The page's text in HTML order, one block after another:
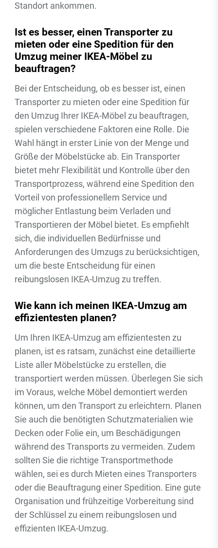
Standort ankommen.
Ist es besser, einen Transporter zu
mieten oder eine Spedition für den
Umzug meiner IKEA-Möbel zu
beauftragen?
Bei der Entscheidung, ob es besser ist, einen
Transporter zu mieten oder eine Spedition für
den Umzug Ihrer IKEA-Möbel zu beauftragen,
spielen verschiedene Faktoren eine Rolle. Die
Wahl hängt in erster Linie von der Menge und
Größe der Möbelstücke ab. Ein Transporter
bietet mehr Flexibilität und Kontrolle über den
Transportprozess, während eine Spedition den
Vorteil von professionellem Service und
möglicher Entlastung beim Verladen und
Transportieren der Möbel bietet. Es empfiehlt
sich, die individuellen Bedürfnisse und
Anforderungen des Umzugs zu berücksichtigen,
um die beste Entscheidung für einen
reibungslosen IKEA-Umzug zu treffen.
Wie kann ich meinen IKEA-Umzug am
effizientesten planen?
Um Ihren IKEA-Umzug am effizientesten zu
planen, ist es ratsam, zunächst eine detaillierte
Liste aller Möbelstücke zu erstellen, die
transportiert werden müssen. Überlegen Sie sich
im Voraus, welche Möbel demontiert werden
können, um den Transport zu erleichtern. Planen
Sie auch die benötigten Schutzmaterialien wie
Decken oder Folie ein, um Beschädigungen
während des Transports zu vermeiden. Zudem
sollten Sie die richtige Transportmethode
wählen, sei es durch Mieten eines Transporters
oder die Beauftragung einer Spedition. Eine gute
Organisation und frühzeitige Vorbereitung sind
der Schlüssel zu einem reibungslosen und
effizienten IKEA-Umzug.